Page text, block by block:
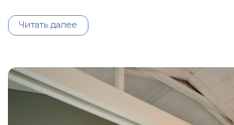
Читать далее